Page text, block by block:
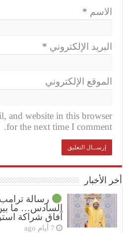
الاسم *
البريد الإلكتروني *
الموقع الإلكتروني
and website in this browser
for the next time I comment.
أخر الأخبار
رسالة
السادس… ما
آفاق شراكة
7 أيام ago